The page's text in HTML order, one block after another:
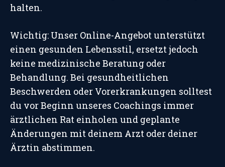
halten.
Wichtig: Unser Online-Angebot unterstützt
einen gesunden Lebensstil, ersetzt jedoch
keine medizinische Beratung oder
Behandlung. Bei gesundheitlichen
Beschwerden oder Vorerkrankungen solltest
du vor Beginn unseres Coachings immer
ärztlichen Rat einholen und geplante
Änderungen mit deinem Arzt oder deiner
Ärztin abstimmen.